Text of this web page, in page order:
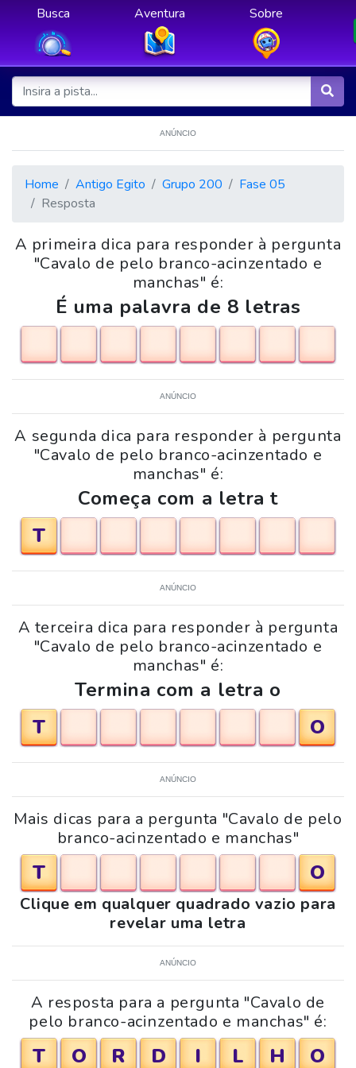
Busca Aventura Sobre
ANÚNCIO
Home Antigo Egito Grupo 200
Fase 05
Resposta
A primeira dica para responder à pergunta
"Cavalo de pelo branco-acinzentado e
manchas" é:
É uma palavra de 8 letras
ANÚNCIO
A segunda dica para responder à pergunta
"Cavalo de pelo branco-acinzentado e
manchas" é:
Começa com a letra t
T
ANÚNCIO
A terceira dica para responder à pergunta
"Cavalo de pelo branco-acinzentado e
manchas" é:
Termina com a letra o
T
O
ANÚNCIO
Mais dicas para a pergunta "Cavalo de pelo
branco-acinzentado e manchas"
T O
Clique em qualquer quadrado vazio para
revelar uma letra
ANÚNCIO
A resposta para a pergunta "Cavalo de
pelo branco-acinzentado e manchas" é:
T O R D I L H O